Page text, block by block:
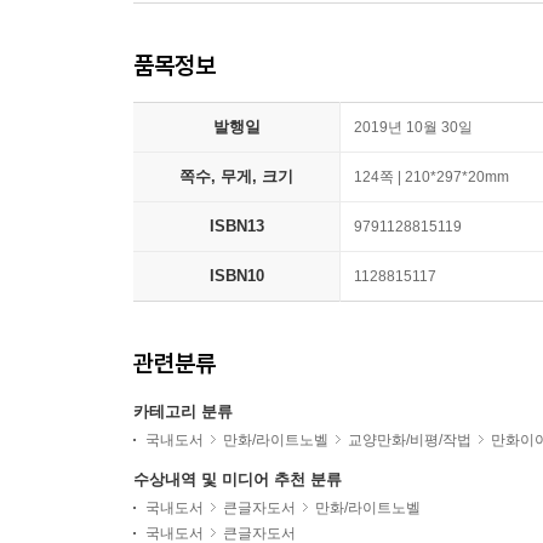
품목정보
발행일 2019년 10월 30일
쪽수, 무게, 크기 124쪽 | 210*297*20mm
ISBN13 9791128815119
ISBN10 1128815117
관련분류
카테고리 분류
국내도서 만화/라이트노벨 교양만화/비평/작법 만화이
수상내역 및 미디어 추천 분류
국내도서 큰글자도서
만화/라이트노벨
국내도서
큰글자도서